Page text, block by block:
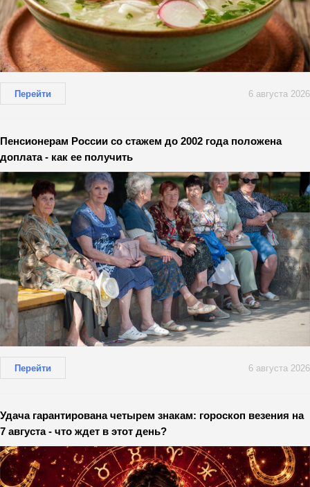
Перейти 6 августа 2026
Пенсионерам России со стажем до 2002 года положена
доплата - как ее получить
Перейти 6 августа 2026
Удача гарантирована четырем знакам: гороскоп везения на
7 августа - что ждет в этот день?